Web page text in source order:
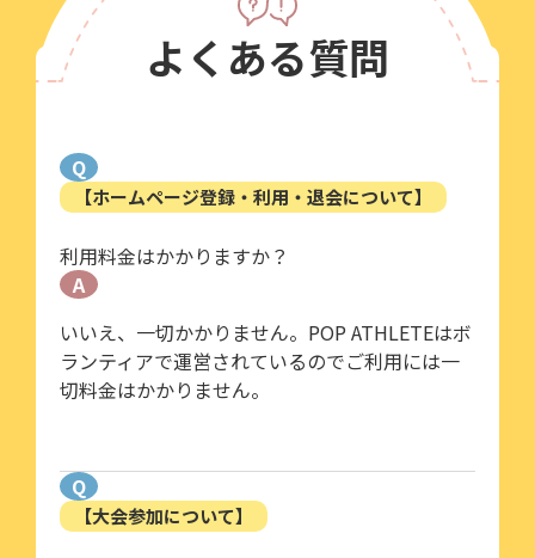
よくある質問
Q
【ホームページ登録・利用・退会について】
利用料金はかかりますか？
A
いいえ、一切かかりません。POP ATHLETEはボ
ランティアで運営されているのでご利用には一
切料金はかかりません。
Q
【大会参加について】